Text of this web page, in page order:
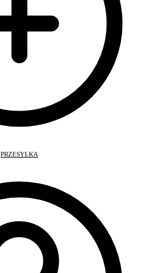
PRZESYŁKA